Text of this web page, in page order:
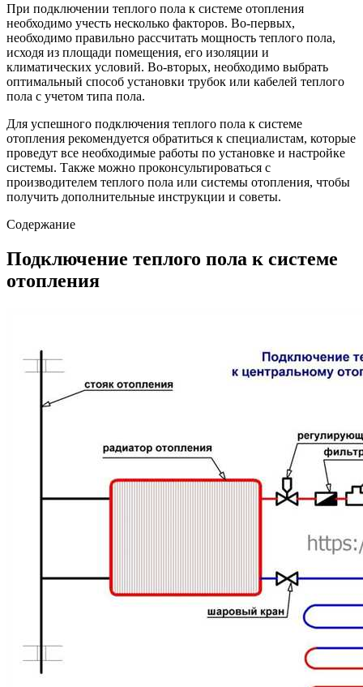
При подключении теплого пола к системе отопления
необходимо учесть несколько факторов. Во-первых,
необходимо правильно рассчитать мощность теплого пола,
исходя из площади помещения, его изоляции и
климатических условий. Во-вторых, необходимо выбрать
оптимальный способ установки трубок или кабелей теплого
пола с учетом типа пола.
Для успешного подключения теплого пола к системе
отопления рекомендуется обратиться к специалистам, которые
проведут все необходимые работы по установке и настройке
системы. Также можно проконсультироваться с
производителем теплого пола или системы отопления, чтобы
получить дополнительные инструкции и советы.
Содержание
Подключение теплого пола к системе
отопления